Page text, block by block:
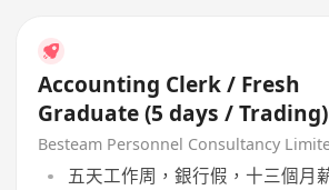
Accounting Clerk / Fresh
Graduate (5 days / Trading)
Besteam Personnel Consultancy
五天工作周，銀行假，十三個月